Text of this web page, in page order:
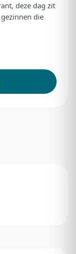
deze dag zit
die